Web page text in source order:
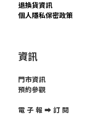
退換貨資訊
個人隱私保密政策
資訊
門市資訊
預約參觀
電 子 報 ➡ 訂 閱